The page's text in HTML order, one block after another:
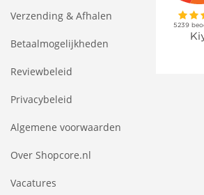
Verzending & Afhalen
Betaalmogelijkheden
Reviewbeleid
Privacybeleid
Algemene voorwaarden
Over Shopcore.nl
Vacatures